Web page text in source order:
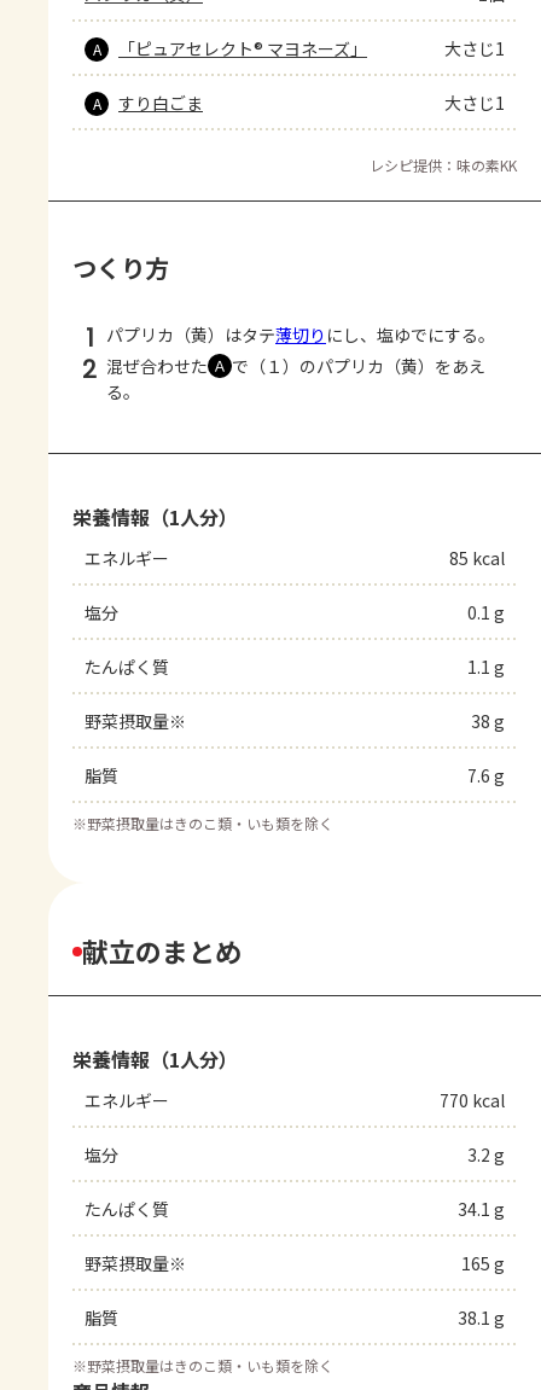
A 「ピュアセレクト® マヨネーズ」 大さじ1
A すり白ごま 大さじ1
レシピ提供：味の素KK
つくり方
1 パプリカ（黄）はタテ薄切り にし、塩ゆでにする。
2 混ぜ合わせた Ａ で（１）のパプリカ（黄）をあえ
る。
栄養情報（1人分）
エネルギー 85 kcal
塩分 0.1 g
たんぱく質 1.1 g
野菜摂取量※ 38 g
脂質 7.6 g
※野菜摂取量はきのこ類・いも類を除く
献立のまとめ
栄養情報（1人分）
エネルギー 770 kcal
塩分 3.2 g
たんぱく質 34.1 g
野菜摂取量※ 165 g
脂質 38.1 g
※野菜摂取量はきのこ類・いも類を除く